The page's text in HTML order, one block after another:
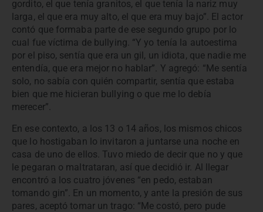
gordito, el que tenía granitos, el que tenía la nariz muy
larga, el que era muy alto, el que era muy bajo”. El actor
contó que formaba parte de ese segundo grupo por lo
cual fue víctima de bullying. “Y yo tenía la autoestima
por el piso, sentía que era un gil, un idiota, que nadie me
entendía, que era mejor no hablar”. Y agregó: “Me sentía
solo, no sabía con quién compartir, sentía que estaba
bien que me hicieran bullying o que me lo debía
merecer”.
En ese contexto, a los 13 o 14 años, los mismos chicos
que lo hostigaban lo invitaron a juntarse una noche en
casa de uno de ellos. Tuvo miedo de decir que no y que
le pegaran o maltrataran, así que decidió ir. Al llegar
encontró a los cuatro jóvenes “en pedo, estaban
tomando gin”. En un momento, y ante la presión de sus
pares, aceptó tomar un trago: “Me costó, pero pude